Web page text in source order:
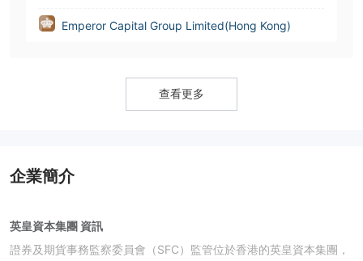
Emperor Capital Group Limited(Hong Kong)
查看更多
企業簡介
英皇資本集團 資訊
證券及期貨事務監察委員會（SFC）監管位於香港的英皇資本集團，